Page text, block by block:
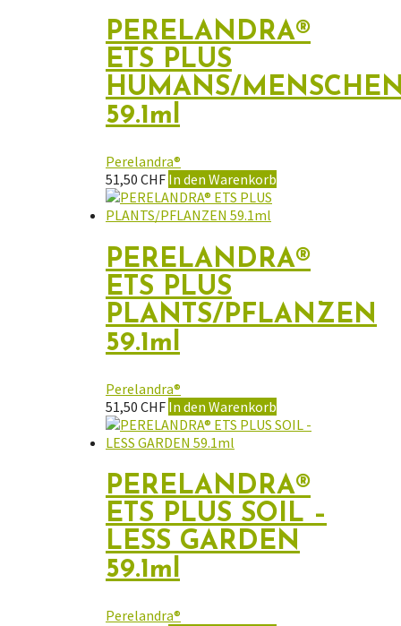
PERELANDRA®
ETS PLUS
HUMANS/
59.1ml
Perelandra®
51,50 CHF In den Warenkorb
PERELANDRA®
ETS PLUS
PLANTS/PFLANZEN
59.1ml
Perelandra®
51,50 CHF In den Warenkorb
PERELANDRA®
ETS PLUS SOIL –
LESS GARDEN
59.1ml
Perelandra®